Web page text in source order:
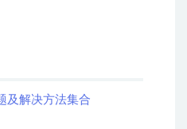
及解决方法集合